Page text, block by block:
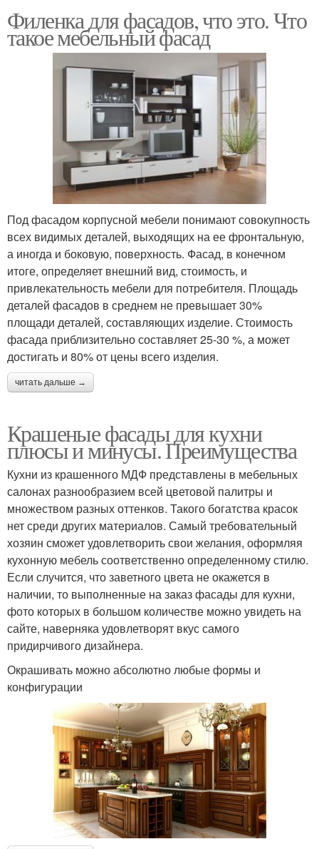
Филенка для фасадов, что это. Что
такое мебельный фасад
Под фасадом корпусной мебели понимают совокупность
всех видимых деталей, выходящих на ее фронтальную,
а иногда и боковую, поверхность. Фасад, в конечном
итоге, определяет внешний вид, стоимость, и
привлекательность мебели для потребителя. Площадь
деталей фасадов в среднем не превышает 30%
площади деталей, составляющих изделие. Стоимость
фасада приблизительно составляет 25-30 %, а может
достигать и 80% от цены всего изделия.
читать дальше →
Крашеные фасады для кухни
плюсы и минусы. Преимущества
Кухни из крашенного МДФ представлены в мебельных
салонах разнообразием всей цветовой палитры и
множеством разных оттенков. Такого богатства красок
нет среди других материалов. Самый требовательный
хозяин сможет удовлетворить свои желания, оформляя
кухонную мебель соответственно определенному стилю.
Если случится, что заветного цвета не окажется в
наличии, то выполненные на заказ фасады для кухни,
фото которых в большом количестве можно увидеть на
сайте, наверняка удовлетворят вкус самого
придирчивого дизайнера.
Окрашивать можно абсолютно любые формы и
конфигурации